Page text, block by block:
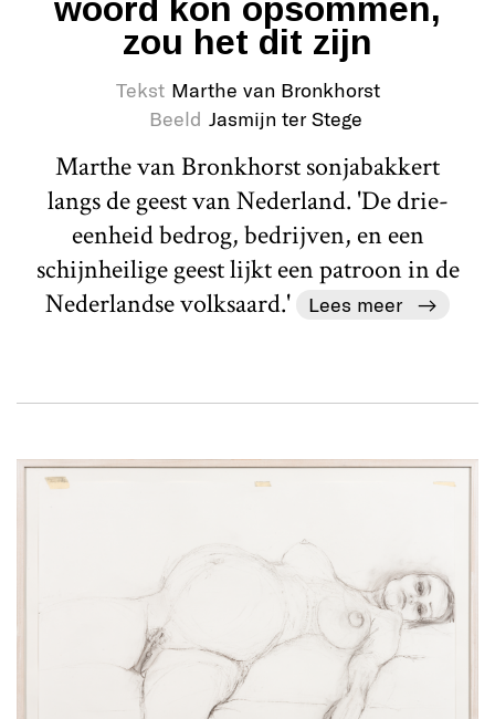
woord kon opsommen,
zou het dit zijn
Tekst Marthe van Bronkhorst
Beeld Jasmijn ter Stege
Marthe van Bronkhorst sonjabakkert
langs de geest van Nederland. 'De drie-
eenheid bedrog, bedrijven, en een
schijnheilige geest lijkt een patroon in de
Nederlandse volksaard.'
Lees meer